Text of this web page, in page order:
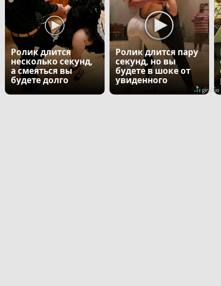
Ролик длится
несколько секунд,
а смеяться вы
будете долго
Ролик длится пару
секунд, но вы
будете в шоке от
увиденного